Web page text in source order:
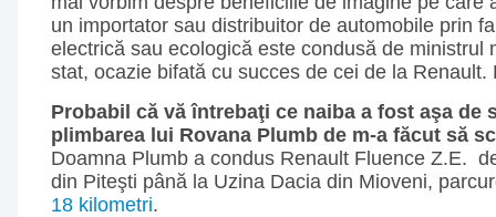
un importator sau distribuitor de automobile prin
electrică sau ecologică este condusă de ministrul
stat, ocazie bifată cu succes de cei de la Renault.
Probabil că vă întrebaţi ce naiba a fost aşa de
plimbarea lui Rovana Plumb de m-a făcut să
Doamna Plumb a condus Renault Fluence Z.E.
din Piteşti până la Uzina Dacia din Mioveni,
18 kilometri.